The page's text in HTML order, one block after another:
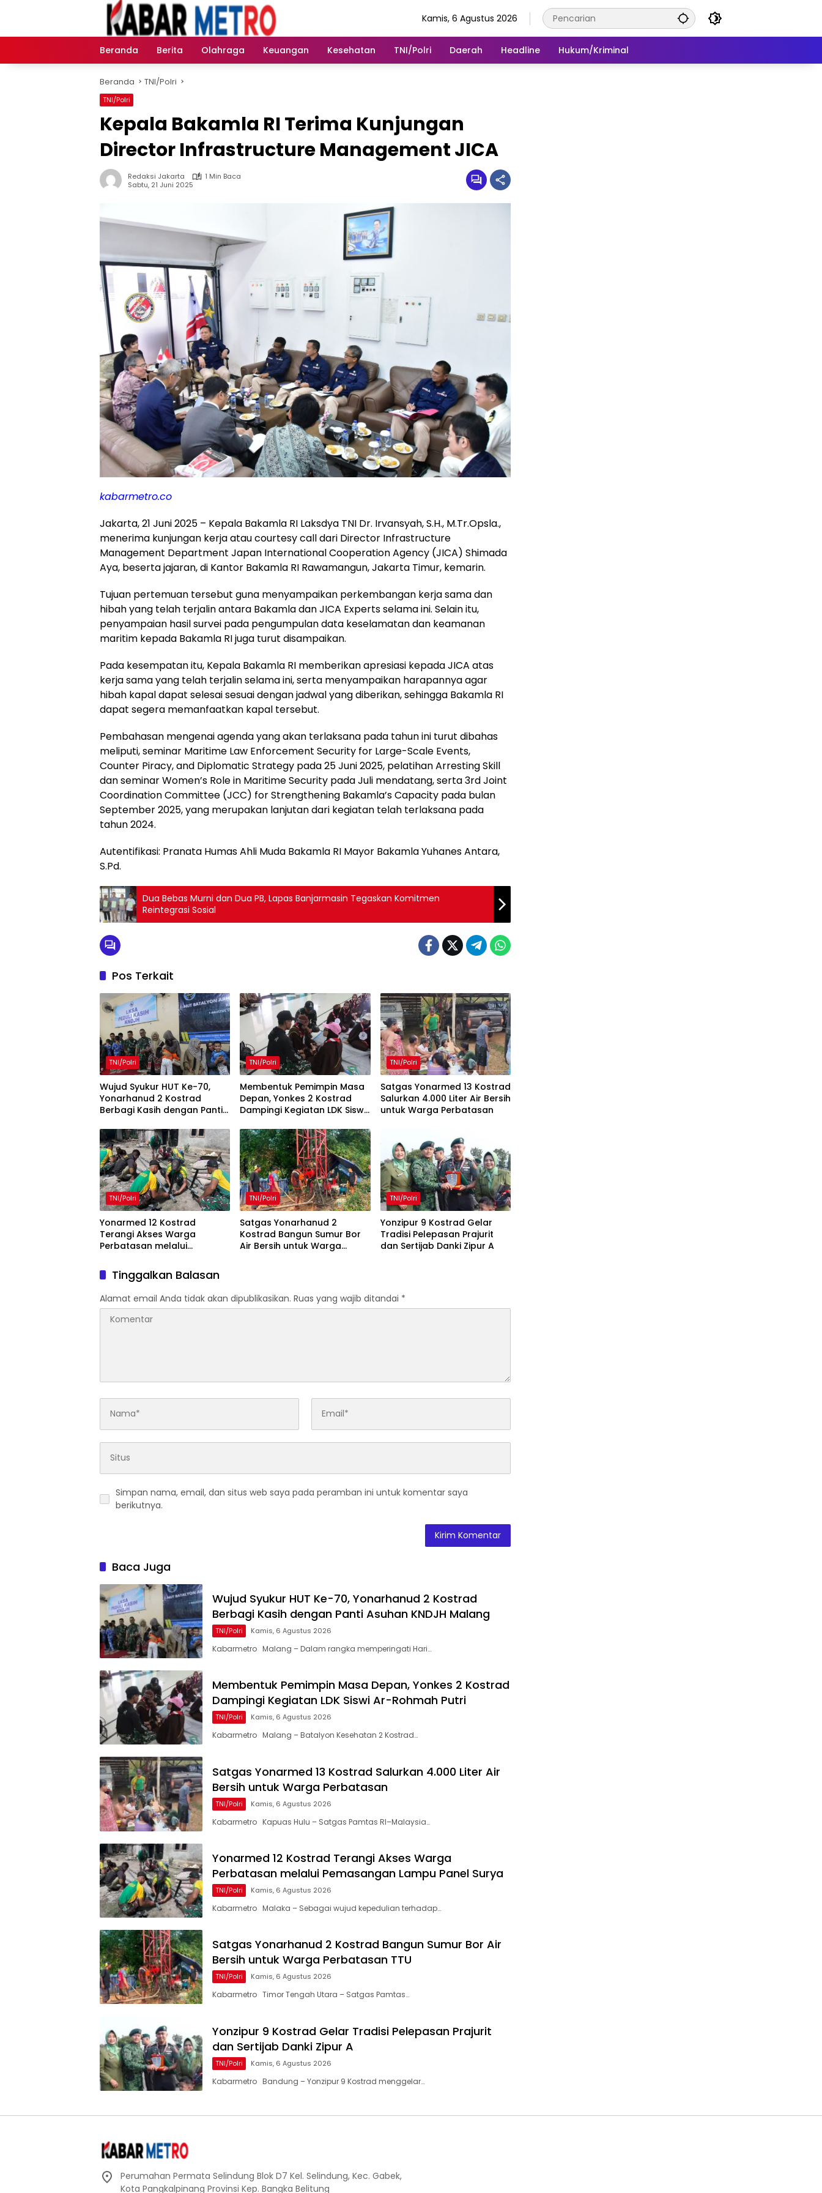
Kamis, 6 Agustus 2026
Beranda Berita Olahraga Keuangan Kesehatan TNI/Polri Daerah Headline Hukum/Kriminal
Beranda TNI/Polri
TNI/Polri
Kepala Bakamla RI Terima Kunjungan
Director Infrastructure Management JICA
Redaksi Jakarta
1 Min Baca
Sabtu, 21 Juni 2025
kabarmetro.co
Jakarta, 21 Juni 2025 – Kepala Bakamla RI Laksdya TNI Dr. Irvansyah, S.H., M.Tr.Opsla.,
menerima kunjungan kerja atau courtesy call dari Director Infrastructure
Management Department Japan International Cooperation Agency (JICA) Shimada
Aya, beserta jajaran, di Kantor Bakamla RI Rawamangun, Jakarta Timur, kemarin.
Tujuan pertemuan tersebut guna menyampaikan perkembangan kerja sama dan
hibah yang telah terjalin antara Bakamla dan JICA Experts selama ini. Selain itu,
penyampaian hasil survei pada pengumpulan data keselamatan dan keamanan
maritim kepada Bakamla RI juga turut disampaikan.
Pada kesempatan itu, Kepala Bakamla RI memberikan apresiasi kepada JICA atas
kerja sama yang telah terjalin selama ini, serta menyampaikan harapannya agar
hibah kapal dapat selesai sesuai dengan jadwal yang diberikan, sehingga Bakamla RI
dapat segera memanfaatkan kapal tersebut.
Pembahasan mengenai agenda yang akan terlaksana pada tahun ini turut dibahas
meliputi, seminar Maritime Law Enforcement Security for Large-Scale Events,
Counter Piracy, and Diplomatic Strategy pada 25 Juni 2025, pelatihan Arresting Skill
dan seminar Women’s Role in Maritime Security pada Juli mendatang, serta 3rd Joint
Coordination Committee (JCC) for Strengthening Bakamla’s Capacity pada bulan
September 2025, yang merupakan lanjutan dari kegiatan telah terlaksana pada
tahun 2024.
Autentifikasi: Pranata Humas Ahli Muda Bakamla RI Mayor Bakamla Yuhanes Antara,
S.Pd.
Dua Bebas Murni dan Dua PB, Lapas Banjarmasin Tegaskan Komitmen
Reintegrasi Sosial
Pos Terkait
TNI/Polri
Wujud Syukur HUT Ke-70,
Yonarhanud 2 Kostrad
Berbagi Kasih dengan Panti
TNI/Polri
Membentuk Pemimpin Masa
Depan, Yonkes 2 Kostrad
Dampingi Kegiatan LDK Siswi
TNI/Polri
Satgas Yonarmed 13 Kostrad
Salurkan 4.000 Liter Air Bersih
untuk Warga Perbatasan
TNI/Polri
Yonarmed 12 Kostrad
Terangi Akses Warga
Perbatasan melalui
Surya
TNI/Polri
Satgas Yonarhanud 2
Kostrad Bangun Sumur Bor
Air Bersih untuk Warga
TNI/Polri
Yonzipur 9 Kostrad Gelar
Tradisi Pelepasan Prajurit
dan Sertijab Danki Zipur A
Tinggalkan Balasan
Alamat email Anda tidak akan dipublikasikan. Ruas yang wajib ditandai *
Simpan nama, email, dan situs web saya pada peramban ini untuk komentar saya
berikutnya.
Baca Juga
Wujud Syukur HUT Ke-70, Yonarhanud 2 Kostrad
Berbagi Kasih dengan Panti Asuhan KNDJH Malang
TNI/Polri Kamis, 6 Agustus 2026
Kabarmetro Malang – Dalam rangka memperingati Hari…
Membentuk Pemimpin Masa Depan, Yonkes 2 Kostrad
Dampingi Kegiatan LDK Siswi Ar-Rohmah Putri
TNI/Polri Kamis, 6 Agustus 2026
Kabarmetro Malang – Batalyon Kesehatan 2 Kostrad…
Satgas Yonarmed 13 Kostrad Salurkan 4.000 Liter Air
Bersih untuk Warga Perbatasan
TNI/Polri Kamis, 6 Agustus 2026
Kabarmetro Kapuas Hulu – Satgas Pamtas RI–Malaysia…
Yonarmed 12 Kostrad Terangi Akses Warga
Perbatasan melalui Pemasangan Lampu Panel Surya
TNI/Polri Kamis, 6 Agustus 2026
Kabarmetro Malaka – Sebagai wujud kepedulian terhadap…
Satgas Yonarhanud 2 Kostrad Bangun Sumur Bor Air
Bersih untuk Warga Perbatasan TTU
TNI/Polri Kamis, 6 Agustus 2026
Kabarmetro Timor Tengah Utara – Satgas Pamtas…
Yonzipur 9 Kostrad Gelar Tradisi Pelepasan Prajurit
dan Sertijab Danki Zipur A
TNI/Polri Kamis, 6 Agustus 2026
Kabarmetro Bandung – Yonzipur 9 Kostrad menggelar…
Perumahan Permata Selindung Blok D7 Kel. Selindung, Kec. Gabek,
Kota Pangkalpinang Provinsi Kep. Bangka Belitung